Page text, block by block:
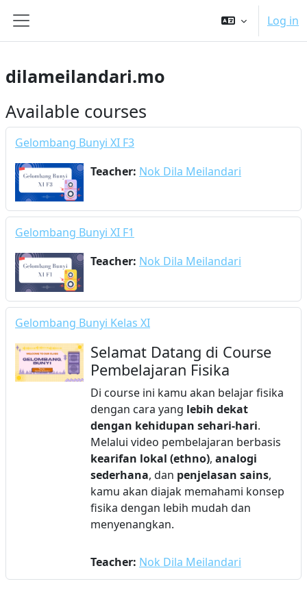
Side panel
Log in
dilameilandari.mo
Available courses
Gelombang Bunyi XI F3
Teacher: Nok Dila Meilandari
Gelombang Bunyi XI F1
Teacher: Nok Dila Meilandari
Gelombang Bunyi Kelas XI
Selamat Datang di Course
Pembelajaran Fisika
Di course ini kamu akan belajar fisika
dengan cara yang lebih dekat
dengan kehidupan sehari-hari.
Melalui video pembelajaran berbasis
kearifan lokal (ethno), analogi
sederhana, dan penjelasan sains,
kamu akan diajak memahami konsep
fisika dengan lebih mudah dan
menyenangkan.
Teacher: Nok Dila Meilandari